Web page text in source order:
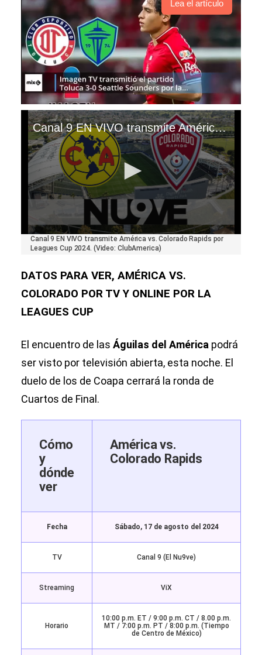
Lea el artículo
Canal 9 EN VIVO transmite América vs. Colorado Rapids por Leagues Cup 2024. (Video: ClubAmerica)
seconds
minute,
seconds
Canal 9 EN VIVO transmite América vs. Colorado Rapids por
Leagues Cup 2024. (Video: ClubAmerica)
DATOS PARA VER, AMÉRICA VS.
COLORADO POR TV Y ONLINE POR LA
LEAGUES CUP
El encuentro de las Águilas del América podrá
ser visto por televisión abierta, esta noche. El
duelo de los de Coapa cerrará la ronda de
Cuartos de Final.
Cómo
y
dónde
ver
América vs.
Colorado Rapids
Fecha Sábado, 17 de agosto del 2024
TV Canal 9 (El Nu9ve)
Streaming ViX
Horario
10:00 p.m. ET / 9:00 p.m. CT / 8.00 p.m.
MT / 7:00 p.m. PT / 8:00 p.m. (Tiempo
de Centro de México)